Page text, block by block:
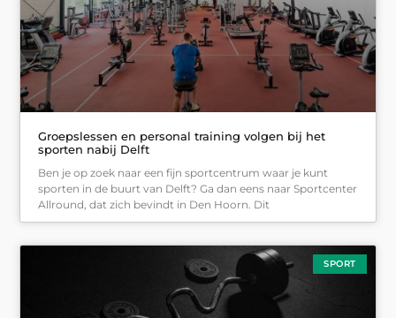
Groepslessen en personal training volgen bij het
sporten nabij Delft
Ben je op zoek naar een fijn sportcentrum waar je kunt
sporten in de buurt van Delft? Ga dan eens naar Sportcenter
Allround, dat zich bevindt in Den Hoorn. Dit
SPORT